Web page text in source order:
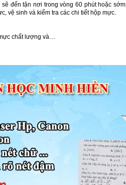
đến tận nơi trong vòng 60 phút hoặc sớm
vệ sinh và kiểm tra các chi tiết hộp mực.
chất lượng và…